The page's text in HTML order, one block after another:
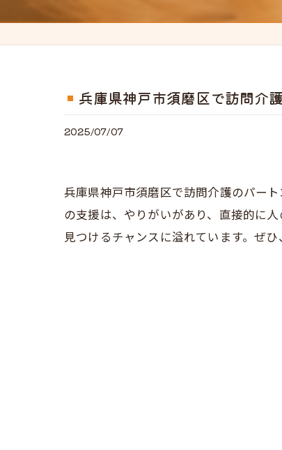
兵庫県神戸市須磨区で訪問介
2025/07/07
兵庫県神戸市須磨区で訪問介護のパー
の支援は、やりがいがあり、直接的に
見つけるチャンスに溢れています。ぜ